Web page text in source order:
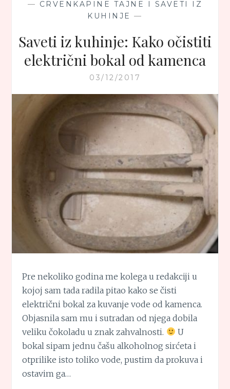
— CRVENKAPINE TAJNE I SAVETI IZ
KUHINJE —
Saveti iz kuhinje: Kako očistiti
električni bokal od kamenca
03/12/2017
Pre nekoliko godina me kolega u redakciji u
kojoj sam tada radila pitao kako se čisti
električni bokal za kuvanje vode od kamenca.
Objasnila sam mu i sutradan od njega dobila
veliku čokoladu u znak zahvalnosti.
U
bokal sipam jednu čašu alkoholnog sirćeta i
otprilike isto toliko vode, pustim da prokuva i
ostavim ga…